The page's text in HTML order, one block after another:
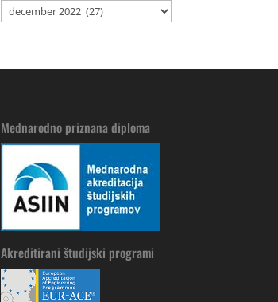
Arhiv
novic
Mednarodno priznana diploma
Akreditirani študijski programi